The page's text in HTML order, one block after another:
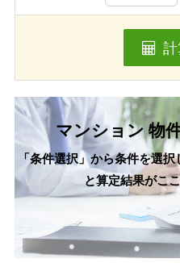
マンション 物
「条件選択」から条件を選
と算定結果がこ